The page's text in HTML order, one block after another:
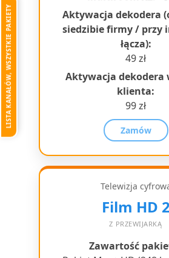
LISTA KANAŁÓW, WSZYSTKIE PAKIETY
Aktywacja dekodera
siedzibie firmy / przy
łącza):
49 zł
Aktywacja dekodera
klienta:
99 zł
Zamów
Telewizja
Film HD 2
Z PRZEWIJARKĄ
Zawartość